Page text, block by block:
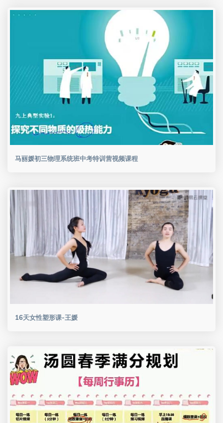
马丽媛初三物理系统班中考特训营视频课程
16天女性塑形课-王媛